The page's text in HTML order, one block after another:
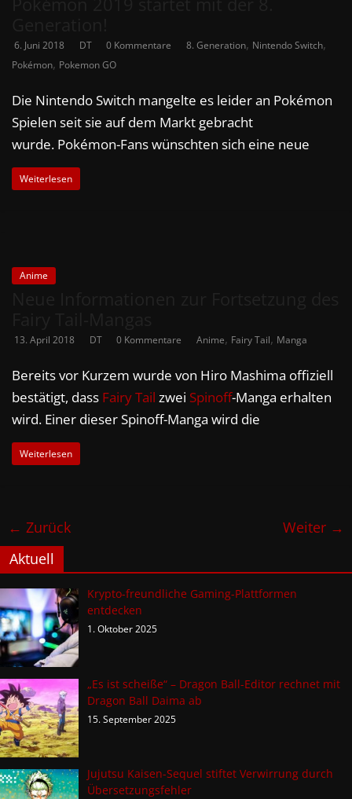
6. Juni 2018 DT 0 Kommentare 8. Generation, Nintendo Switch,
Pokémon, Pokemon GO
Die Nintendo Switch mangelte es leider an Pokémon
Spielen seit sie auf dem Markt gebracht
wurde. Pokémon-Fans wünschten sich eine neue
Weiterlesen
Anime
13. April 2018 DT 0 Kommentare Anime, Fairy Tail, Manga
Bereits vor Kurzem wurde von Hiro Mashima offiziell
bestätigt, dass Fairy Tail zwei Spinoff-Manga erhalten
wird. Einer dieser Spinoff-Manga wird die
Weiterlesen
← Zurück
Weiter →
Aktuell
Krypto-freundliche Gaming-Plattformen
entdecken
1. Oktober 2025
„Es ist scheiße“ – Dragon Ball-Editor rechnet mit
Dragon Ball Daima ab
15. September 2025
Jujutsu Kaisen-Sequel stiftet Verwirrung durch
Übersetzungsfehler